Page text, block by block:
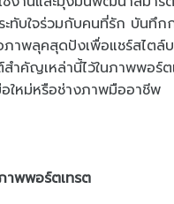
ระทับใจร่วมกับคนที่รัก บัน
าพลุคสุดปังเพื่อแชร์สไต
สำคัญเหล่านี้ไว้ในภาพพอ
อใหม่หรือช่างภาพมืออาชีพ
าพพอร์ตเทรต